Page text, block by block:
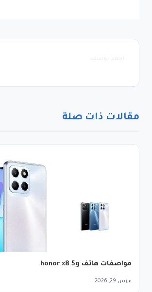
مقالات ذات صلة
مواصفات هاتف honor x8 5g
مارس 29, 2026